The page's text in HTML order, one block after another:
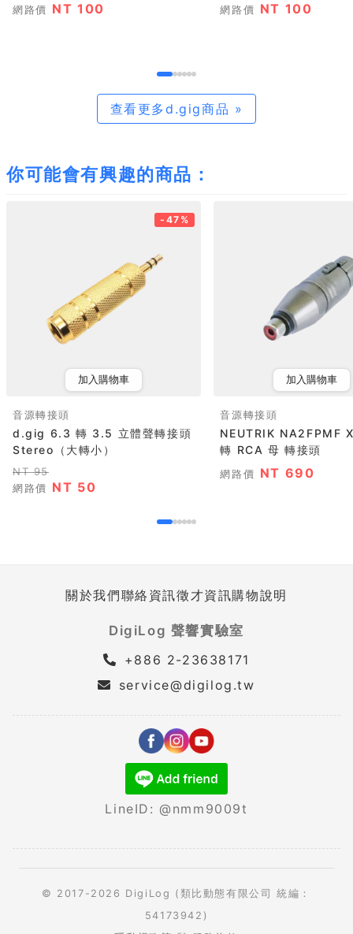
網路價 NT 100 網路價 NT 100
查看更多d.gig商品 »
你可能會有興趣的商品：
-47%
加入購物車
音源轉接頭
d.gig 6.3 轉 3.5 立體聲轉接頭
Stereo（大轉小）
NT 95
網路價 NT 50
加入購物車
音源轉接頭
NEUTRIK NA2FPMF XLR 母
轉 RCA 母 轉接頭
網路價 NT 690
關於我們聯絡資訊徵才資訊購物說明
DigiLog 聲響實驗室
+886 2-23638171
service@digilog.tw
LineID: @nmm9009t
© 2017-2026 DigiLog (類比動態有限公司 統編：
54173942)